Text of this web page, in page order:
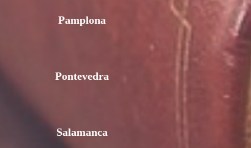
Pamplona
Pontevedra
Salamanca